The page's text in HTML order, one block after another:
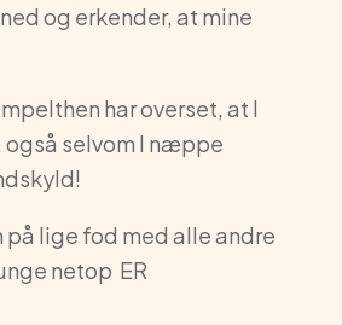
og erkender, at mine
har overset, at I
selvom I næppe
lige fod med alle andre
netop ER